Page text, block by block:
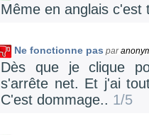
Même en anglais
Ne fonctionne pas par
Dès que je clique
s'arrête net. Et j'ai
C'est dommage.. 1/5